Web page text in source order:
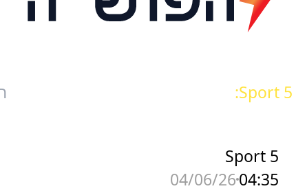
Sport 5
04:35
04/06/26